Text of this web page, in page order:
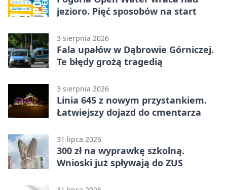
jezioro. Pięć sposobów na start
3 sierpnia 2026
Fala upałów w Dąbrowie Górniczej.
Te błędy grożą tragedią
3 sierpnia 2026
Linia 645 z nowym przystankiem.
Łatwiejszy dojazd do cmentarza
31 lipca 2026
300 zł na wyprawkę szkolną.
Wnioski już spływają do ZUS